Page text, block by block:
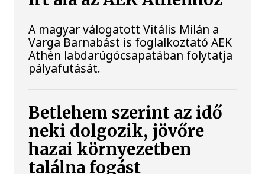
A magyar válogatott Vitális Milán a
Varga Barnabást is foglalkoztató AEK
Athén labdarúgócsapatában folytatja
pályafutását.
Betlehem szerint az idő
neki dolgozik, jövőre
hazai környezetben
találna fogást